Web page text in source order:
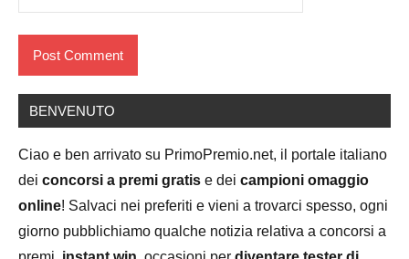
BENVENUTO
Ciao e ben arrivato su PrimoPremio.net, il portale italiano
dei concorsi a premi gratis e dei campioni omaggio
online! Salvaci nei preferiti e vieni a trovarci spesso, ogni
giorno pubblichiamo qualche notizia relativa a concorsi a